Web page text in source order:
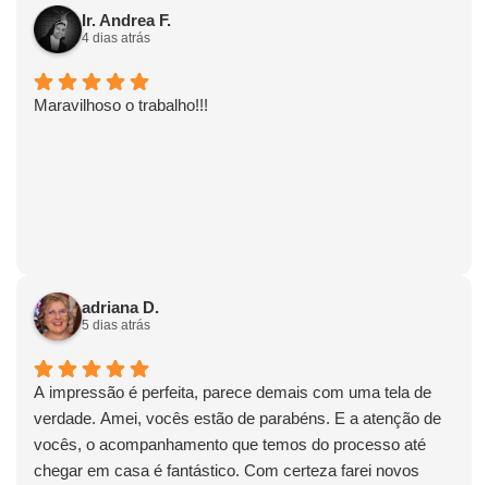
Ir. Andrea F.
4 dias atrás
Maravilhoso o trabalho!!!
adriana D.
5 dias atrás
A impressão é perfeita, parece demais com uma tela de
verdade. Amei, vocês estão de parabéns. E a atenção de
vocês, o acompanhamento que temos do processo até
chegar em casa é fantástico. Com certeza farei novos